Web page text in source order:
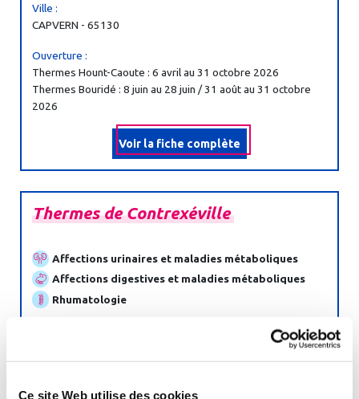
Ce site Web utilise des cookies
Ville :
CAPVERN - 65130
Ouverture :
Thermes Hount-Caoute : 6 avril au 31 octobre 2026
Thermes Bouridé : 8 juin au 28 juin / 31 août au 31 octobre
2026
Voir la fiche complète
ThermesdeContrexéville
Affections urinaires et maladies métaboliques
Affections digestives et maladies métaboliques
Rhumatologie